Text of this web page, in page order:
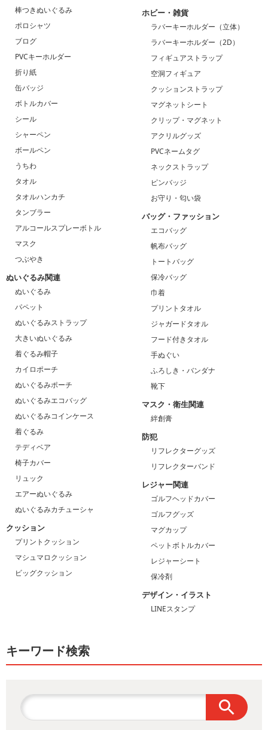
棒つきぬいぐるみ
ポロシャツ
ブログ
PVCキーホルダー
折り紙
缶バッジ
ボトルカバー
シール
シャーペン
ボールペン
うちわ
タオル
タオルハンカチ
タンブラー
アルコールスプレーボトル
マスク
つぶやき
ぬいぐるみ関連
ぬいぐるみ
パペット
ぬいぐるみストラップ
大きいぬいぐるみ
着ぐるみ帽子
カイロポーチ
ぬいぐるみポーチ
ぬいぐるみエコバッグ
ぬいぐるみコインケース
着ぐるみ
テディベア
椅子カバー
リュック
エアーぬいぐるみ
ぬいぐるみカチューシャ
クッション
プリントクッション
マシュマロクッション
ビッグクッション
ホビー・雑貨
ラバーキーホルダー（立体）
ラバーキーホルダー（2D）
フィギュアストラップ
空洞フィギュア
クッションストラップ
マグネットシート
クリップ・マグネット
アクリルグッズ
PVCネームタグ
ネックストラップ
ピンバッジ
お守り・匂い袋
バッグ・ファッション
エコバッグ
帆布バッグ
トートバッグ
保冷バッグ
巾着
プリントタオル
ジャガードタオル
フード付きタオル
手ぬぐい
ふろしき・バンダナ
靴下
マスク・衛生関連
絆創膏
防犯
リフレクターグッズ
リフレクターバンド
レジャー関連
ゴルフヘッドカバー
ゴルフグッズ
マグカップ
ペットボトルカバー
レジャーシート
保冷剤
デザイン・イラスト
LINEスタンプ
キーワード検索